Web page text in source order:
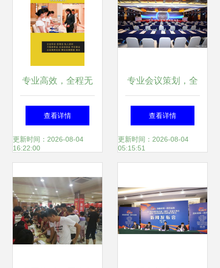
专业高效，全程无
忧 北京会议会务服
务与商业活动策划
查看详情
更新时间：2026-08-04
16:22:00
专业会议策划，全
方位服务打造卓越
体验——成都会议
合优势
查看详情
更新时间：2026-08-04
05:15:51